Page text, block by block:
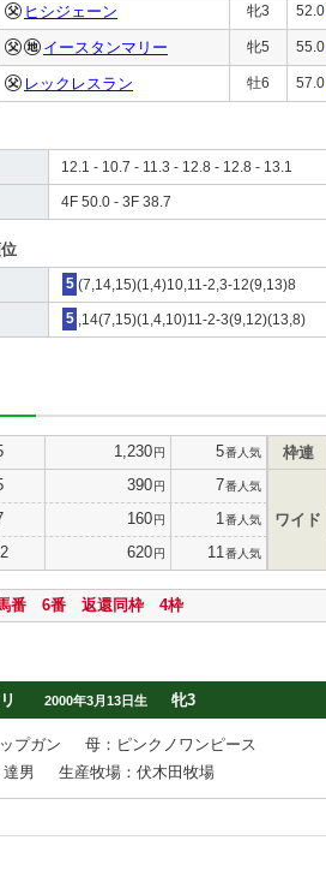
ヒシジェーン 牝3 52.0
イースタンマリー 牝5 55.0
レックレスラン 牡6 57.0
12.1 - 10.7 - 11.3 - 12.8 - 12.8 - 13.1
4F 50.0 - 3F 38.7
5 (7,14,15)(1,4)10,11-2,3-12(9,13)8
5 ,14(7,15)(1,4,10)11-2-3(9,12)(13,8)
1,230円 5番人気
390円 7番人気
160円 1 番人気
620円 11 番人気
枠連
ワイド
番 6番 返還同枠 4枠
2000年3月13日生 牝3
プガン
母：ピンクノワンピース
男
生産牧場：伏木田牧場